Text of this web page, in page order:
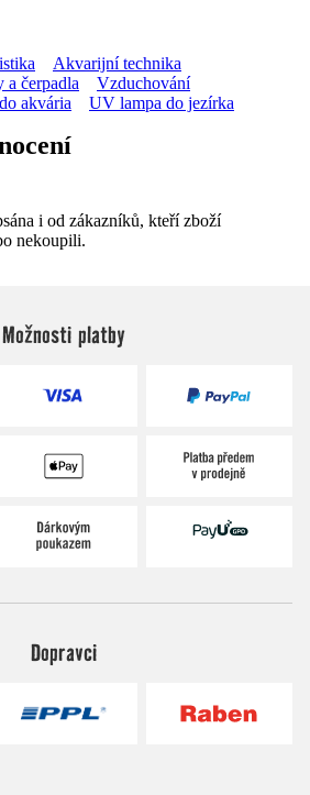
Akvarijní technika
a čerpadla
Vzduchování
akvária UV lampa do jezírka
i od zákazníků, kteří zboží
nekoupili.
Možnosti platby
Dopravci